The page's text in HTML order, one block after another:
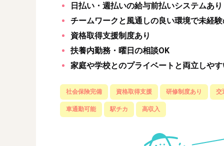
日払い・週払いの給与前払いシステムあ
チームワークと風通しの良い環境で未経
資格取得支援制度あり
扶養内勤務・曜日の相談OK
家庭や学校とのプライベートと両立しや
社会保険完備 資格取得支援 研修制度あり 交
車通勤可能 駅チカ 高収入